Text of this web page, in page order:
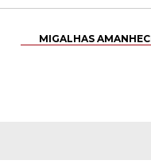
MIGALHAS